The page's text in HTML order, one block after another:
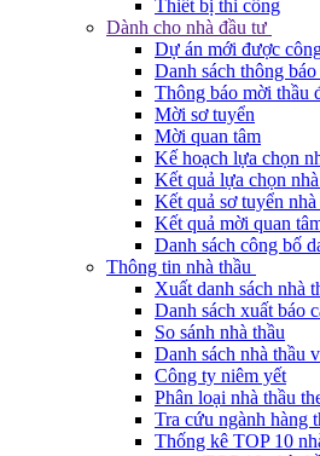
Thiết bị thi công
Dành cho nhà đầu tư
Dự án mới được
Danh sách thông
Thông báo mời thầu
Mời sơ tuyển
Mời quan tâm
Kế hoạch lựa chọn
Kết quả lựa chọn
Kết quả sơ tuyển
Kết quả mời quan
Danh sách công bố
Thông tin nhà thầu
Xuất danh sách nhà
Danh sách xuất báo
So sánh nhà thầu
Danh sách nhà thầu
Công ty niêm yết
Phân loại nhà thầu
Tra cứu ngành hàng
Thống kê TOP 10